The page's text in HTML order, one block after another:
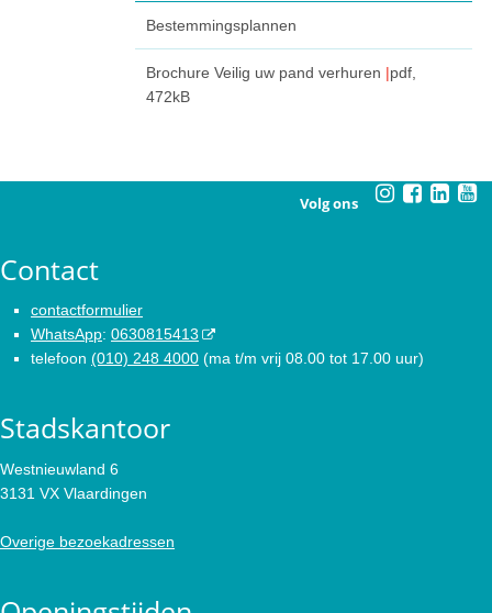
Bestemmingsplannen
Brochure Veilig uw pand verhuren pdf
472kB
Volg ons
Contact
contactformulier
WhatsApp: 0630815413
telefoon (010) 248 4000 (ma t/m vrij 08.00 tot 17.00 uur)
Stadskantoor
Westnieuwland 6
3131 VX Vlaardingen
Overige bezoekadressen